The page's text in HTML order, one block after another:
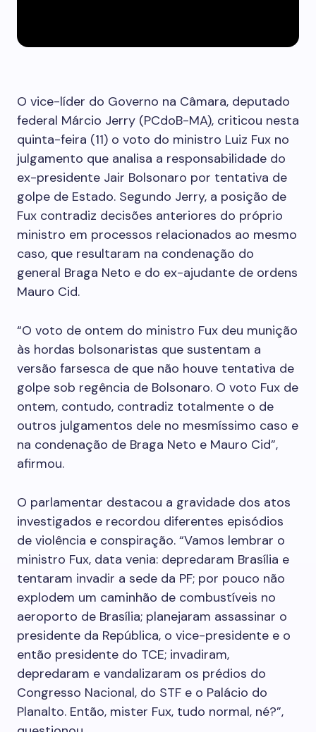
O vice-líder do Governo na Câmara, deputado
federal Márcio Jerry (PCdoB-MA), criticou nesta
quinta-feira (11) o voto do ministro Luiz Fux no
julgamento que analisa a responsabilidade do
ex-presidente Jair Bolsonaro por tentativa de
golpe de Estado. Segundo Jerry, a posição de
Fux contradiz decisões anteriores do próprio
ministro em processos relacionados ao mesmo
caso, que resultaram na condenação do
general Braga Neto e do ex-ajudante de ordens
Mauro Cid.
“O voto de ontem do ministro Fux deu munição
às hordas bolsonaristas que sustentam a
versão farsesca de que não houve tentativa de
golpe sob regência de Bolsonaro. O voto Fux de
ontem, contudo, contradiz totalmente o de
outros julgamentos dele no mesmíssimo caso e
na condenação de Braga Neto e Mauro Cid”,
afirmou.
O parlamentar destacou a gravidade dos atos
investigados e recordou diferentes episódios
de violência e conspiração. “Vamos lembrar o
ministro Fux, data venia: depredaram Brasília e
tentaram invadir a sede da PF; por pouco não
explodem um caminhão de combustíveis no
aeroporto de Brasília; planejaram assassinar o
presidente da República, o vice-presidente e o
então presidente do TCE; invadiram,
depredaram e vandalizaram os prédios do
Congresso Nacional, do STF e o Palácio do
Planalto. Então, mister Fux, tudo normal, né?”,